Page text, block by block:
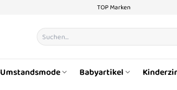
TOP Marken
Suchen
nach:
Umstandsmode Babyartikel